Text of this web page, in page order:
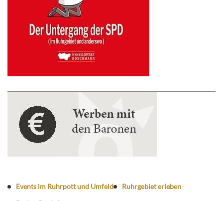
Events im Ruhrpott und Umfeld
Ruhrgebiet erleben